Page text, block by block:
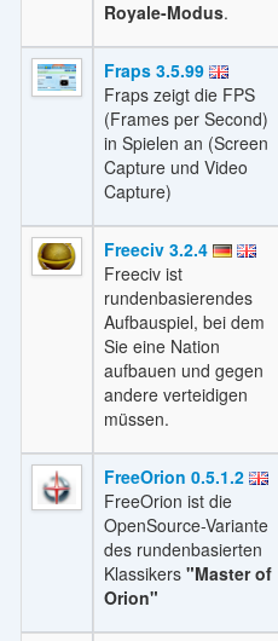
Royale-Modus.
Fraps 3.5.99
Fraps zeigt die FPS
(Frames per Second)
in Spielen an (Screen
Capture und Video
Capture)
Freeciv 3.2.4
Freeciv ist
rundenbasierendes
Aufbauspiel, bei dem
Sie eine Nation
aufbauen und gegen
andere verteidigen
müssen.
FreeOrion 0.5.1.2
FreeOrion ist die
OpenSource-Variante
des rundenbasierten
Klassikers "Master of
Orion"